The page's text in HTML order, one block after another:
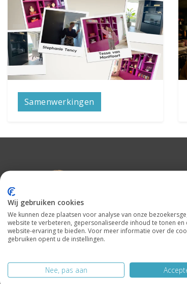
Samenwerkingen
Wij gebruiken cookies
We kunnen deze plaatsen voor analyse van onze
website te verbeteren, gepersonaliseerde inhoud te tonen en
website-ervaring te bieden. Voor meer informatie over de
gebruiken opent u de instellingen.
Nee, pas aan